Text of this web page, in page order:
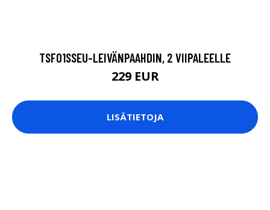
TSF01SSEU-LEIVÄNPAAHDIN, 2 VIIPALEELLE
229 EUR
LISÄTIETOJA